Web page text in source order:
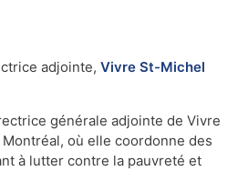
adjointe, Vivre St-Michel
générale adjointe de Vivre
où elle coordonne des
à lutter contre la pauvreté et